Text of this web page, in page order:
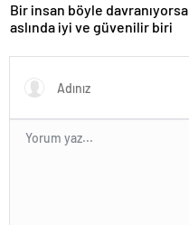
Bir insan böyle davranıyorsa
aslında iyi ve güvenilir biri